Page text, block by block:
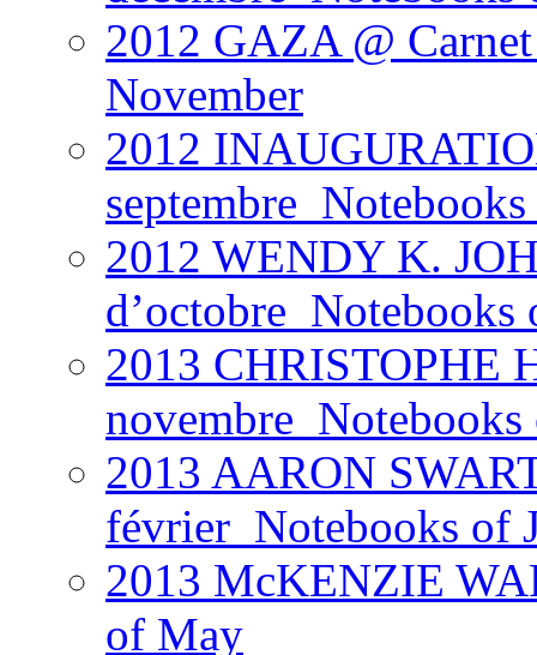
2012 GAZA @
November
2012
2012 WENDY K.
d’octobre_Notebooks
2013 CHRISTOPHE
2013 AARON
février_Notebooks of
2013 McKENZIE
of May